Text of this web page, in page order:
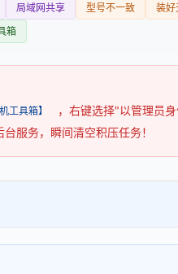
局域网共享 型号不一致
装好
箱
工具箱】
，右键选择"以管理员
服务，瞬间清空积压任务！